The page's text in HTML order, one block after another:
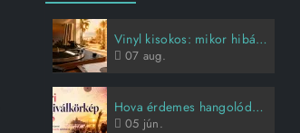
Vinyl kisokos: mikor hibás a lemez, és hogyan vigyázz rá?
07 aug.
Hova érdemes hangolódni idén nyáron?
05 jún.